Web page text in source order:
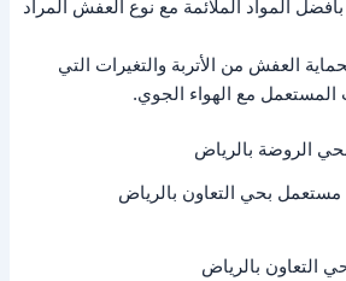
بأفضل المواد الملائمة مع نوع العفش المراد
العفش من الأتربة والتغيرات التي
المستعمل مع الهواء الجوي.
مستعمل بحي التعاون بالرياض
التعاون بالرياض